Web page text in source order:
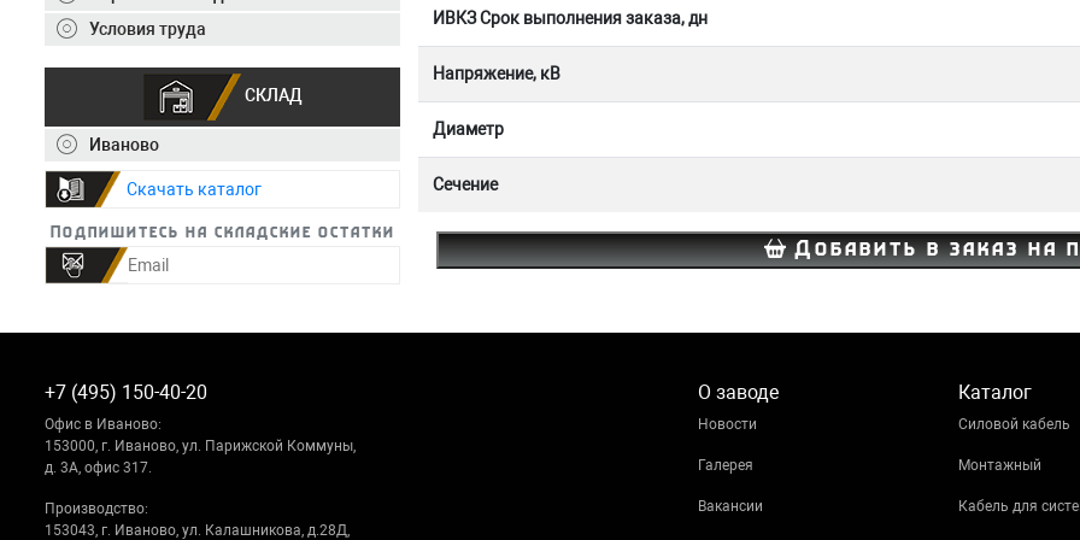
Условия труда
СКЛАД
Иваново
Скачать каталог
Подпишитесь на складские остатки
ИВКЗ Срок выполнения заказа, дн
Напряжение, кВ
Диаметр
Сечение
Добавить в заказ на
+7 (495) 150-40-20
Офис в Иваново:
153000, г. Иваново, ул. Парижской Коммуны,
д. 3А, офис 317.
Производство:
153043, г. Иваново, ул. Калашникова, д.28Д,
О заводе
Новости
Галерея
Вакансии
Каталог
Силовой кабель
Монтажный
Кабель для